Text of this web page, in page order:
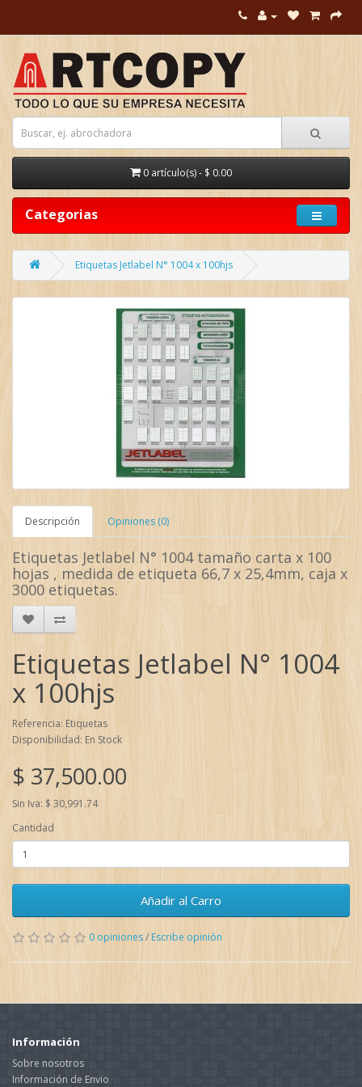
0 artículo(s) - $ 0.00
Categorias
Etiquetas Jetlabel N° 1004 x 100hjs
Descripción Opiniones (0)
Etiquetas Jetlabel N° 1004 tamaño carta x 100
hojas , medida de etiqueta 66,7 x 25,4mm, caja x
3000 etiquetas.
Etiquetas Jetlabel N° 1004
x 100hjs
Referencia: Etiquetas
Disponibilidad: En Stock
$ 37,500.00
Sin Iva: $ 30,991.74
Cantidad
Añadir al Carro
0 opiniones/ Escribe opinión
Información
Sobre nosotros
Información de Envio